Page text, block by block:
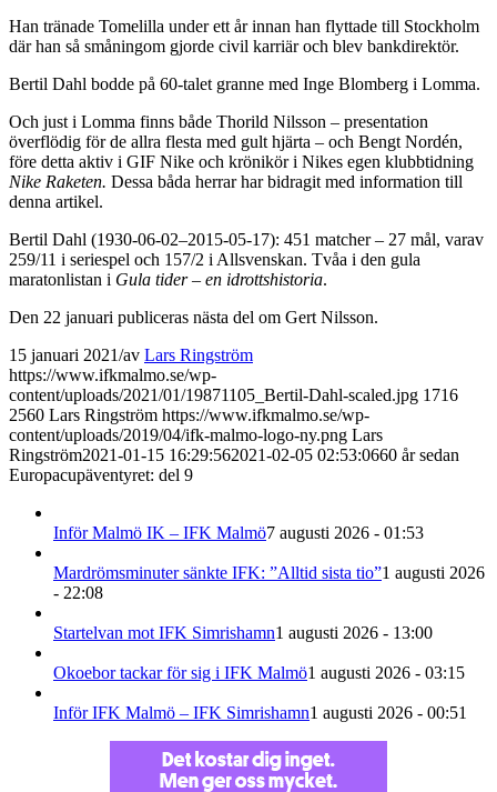
Han tränade Tomelilla under ett år innan han flyttade till Stockholm
där han så småningom gjorde civil karriär och blev bankdirektör.
Bertil Dahl bodde på 60-talet granne med Inge Blomberg i Lomma.
Och just i Lomma finns både Thorild Nilsson – presentation
överflödig för de allra flesta med gult hjärta – och Bengt Nordén,
före detta aktiv i GIF Nike och krönikör i Nikes egen klubbtidning
Nike Raketen. Dessa båda herrar har bidragit med information till
denna artikel.
Bertil Dahl (1930-06-02–2015-05-17): 451 matcher – 27 mål, varav
259/11 i seriespel och 157/2 i Allsvenskan. Tvåa i den gula
maratonlistan i Gula tider – en idrottshistoria.
Den 22 januari publiceras nästa del om Gert Nilsson.
15 januari 2021/av Lars Ringström
https://www.ifkmalmo.se/wp-
content/uploads/2021/01/19871105_Bertil-Dahl-scaled.jpg 1716
2560 Lars Ringström https://www.ifkmalmo.se/wp-
content/uploads/2019/04/ifk-malmo-logo-ny.png Lars
Ringström2021-01-15 16:29:562021-02-05 02:53:0660 år sedan
Europacupäventyret: del 9
Inför Malmö IK – IFK Malmö7 augusti 2026 - 01:53
Mardrömsminuter sänkte IFK: ”Alltid sista tio”1 augusti 2026
- 22:08
Startelvan mot IFK Simrishamn1 augusti 2026 - 13:00
Okoebor tackar för sig i IFK Malmö1 augusti 2026 - 03:15
Inför IFK Malmö – IFK Simrishamn1 augusti 2026 - 00:51